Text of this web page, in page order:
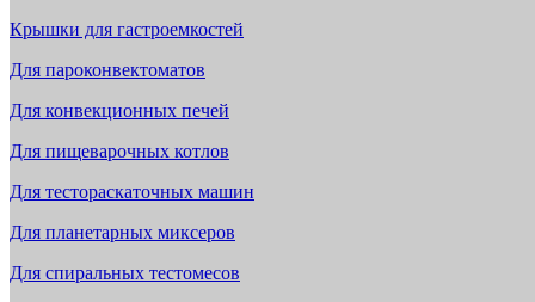
Крышки для гастроемкостей
Для пароконвектоматов
Для конвекционных печей
Для пищеварочных котлов
Для тестораскаточных машин
Для планетарных миксеров
Для спиральных тестомесов